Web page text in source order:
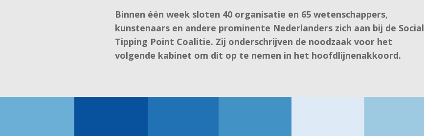
Binnen één week sloten 40 organisatie en 65 wetenschappers,
kunstenaars en andere prominente Nederlanders zich aan bij de Social
Tipping Point Coalitie. Zij onderschrijven de noodzaak voor het
volgende kabinet om dit op te nemen in het hoofdlijnenakkoord.